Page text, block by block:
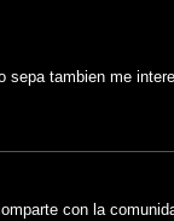
sepa tambien me
con la